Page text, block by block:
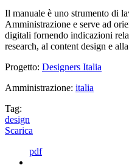
Il manuale è uno strumento di
Amministrazione e serve ad
digitali fornendo indicazioni
research, al content design e
Progetto: Designers Italia
Amministrazione: italia
Tag:
design
Scarica
pdf